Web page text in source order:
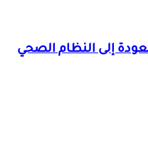
إلى النظام الصحي